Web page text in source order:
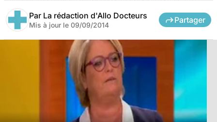
Par La rédaction d'Allo Docteurs
Mis à jour le 09/09/2014
Partager